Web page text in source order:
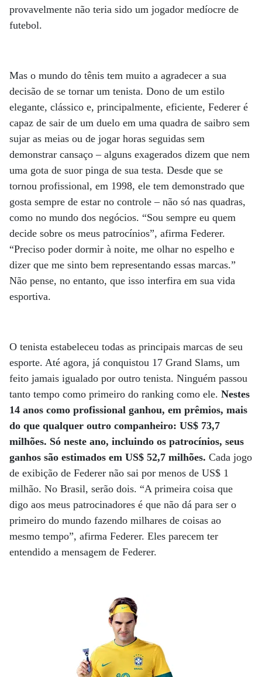
provavelmente não teria sido um jogador medíocre de
futebol.
Mas o mundo do tênis tem muito a agradecer a sua
decisão de se tornar um tenista. Dono de um estilo
elegante, clássico e, principalmente, eficiente, Federer é
capaz de sair de um duelo em uma quadra de saibro sem
sujar as meias ou de jogar horas seguidas sem
demonstrar cansaço – alguns exagerados dizem que nem
uma gota de suor pinga de sua testa. Desde que se
tornou profissional, em 1998, ele tem demonstrado que
gosta sempre de estar no controle – não só nas quadras,
como no mundo dos negócios. “Sou sempre eu quem
decide sobre os meus patrocínios”, afirma Federer.
“Preciso poder dormir à noite, me olhar no espelho e
dizer que me sinto bem representando essas marcas.”
Não pense, no entanto, que isso interfira em sua vida
esportiva.
O tenista estabeleceu todas as principais marcas de seu
esporte. Até agora, já conquistou 17 Grand Slams, um
feito jamais igualado por outro tenista. Ninguém passou
tanto tempo como primeiro do ranking como ele. Nestes
14 anos como profissional ganhou, em prêmios, mais
do que qualquer outro companheiro: US$ 73,7
milhões. Só neste ano, incluindo os patrocínios, seus
ganhos são estimados em US$ 52,7 milhões. Cada jogo
de exibição de Federer não sai por menos de US$ 1
milhão. No Brasil, serão dois. “A primeira coisa que
digo aos meus patrocinadores é que não dá para ser o
primeiro do mundo fazendo milhares de coisas ao
mesmo tempo”, afirma Federer. Eles parecem ter
entendido a mensagem de Federer.